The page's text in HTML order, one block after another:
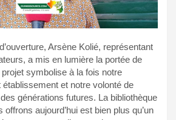
Arsène Kolié, représentant
a mis en lumière la portée de
symbolise à la fois notre
et notre volonté de
générations futures. La bibliothèque
aujourd’hui est bien plus qu’un